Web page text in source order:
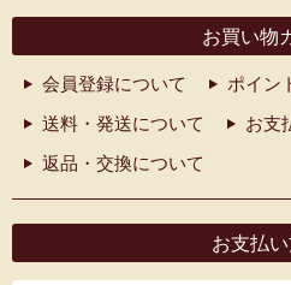
お買い物
会員登録について
ポイン
送料・発送について
お支
返品・交換について
お支払